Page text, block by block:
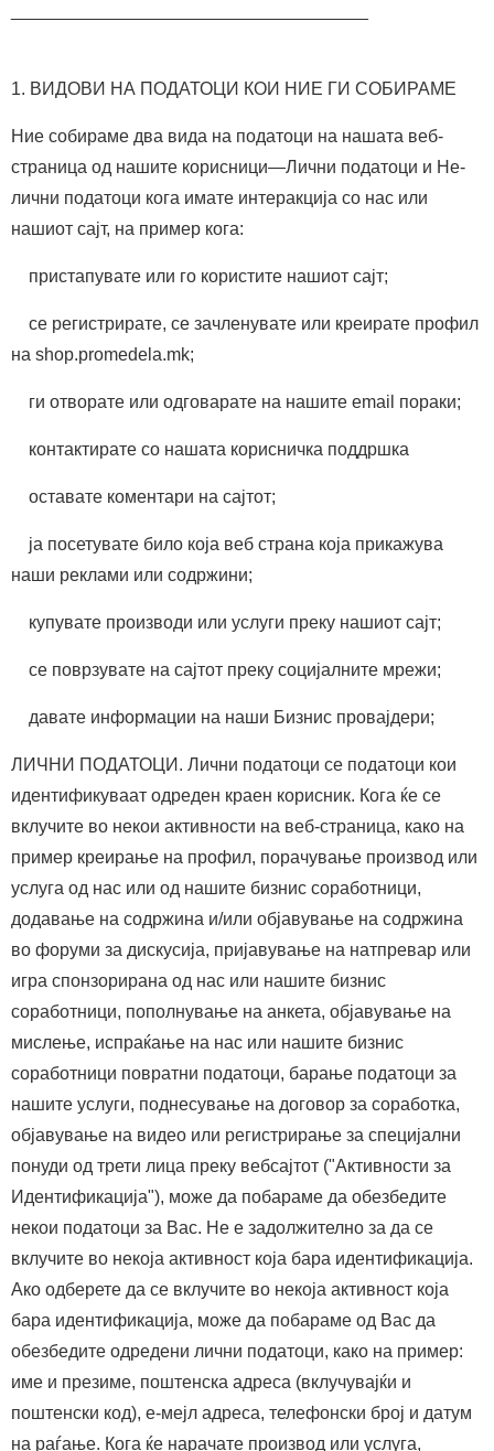
1. ВИДОВИ НА ПОДАТОЦИ КОИ НИЕ ГИ СОБИРАМЕ
Ние собираме два вида на податоци на нашата веб-
страница од нашите корисници—Лични податоци и Не-
лични податоци кога имате интеракција со нас или
нашиот сајт, на пример кога:
пристапувате или го користите нашиот сајт;
се регистрирате, се зачленувате или креирате профил
на shop.promedela.mk;
ги отворате или одговарате на нашите email пораки;
контактирате со нашата корисничка поддршка
оставате коментари на сајтот;
ја посетувате било која веб страна која прикажува
наши реклами или содржини;
купувате производи или услуги преку нашиот сајт;
се поврзувате на сајтот преку социјалните мрежи;
давате информации на наши Бизнис провајдери;
ЛИЧНИ ПОДАТОЦИ. Лични податоци се податоци кои
идентификуваат одреден краен корисник. Кога ќе се
вклучите во некои активности на веб-страница, како на
пример креирање на профил, порачување производ или
услуга од нас или од нашите бизнис соработници,
додавање на содржина и/или објавување на содржина
во форуми за дискусија, пријавување на натпревар или
игра спонзорирана од нас или нашите бизнис
соработници, пополнување на анкета, објавување на
мислење, испраќање на нас или нашите бизнис
соработници повратни податоци, барање податоци за
нашите услуги, поднесување на договор за соработка,
објавување на видео или регистрирање за специјални
понуди од трети лица преку вебсајтот ("Активности за
Идентификација"), може да побараме да обезбедите
некои податоци за Вас. Не е задолжително за да се
вклучите во некоја активност која бара идентификација.
Ако одберете да се вклучите во некоја активност која
бара идентификација, може да побараме од Вас да
обезбедите одредени лични податоци, како на пример:
име и презиме, поштенска адреса (вклучувајќи и
поштенски код), е-мејл адреса, телефонски број и датум
на раѓање. Кога ќе нарачате производ или услуга,